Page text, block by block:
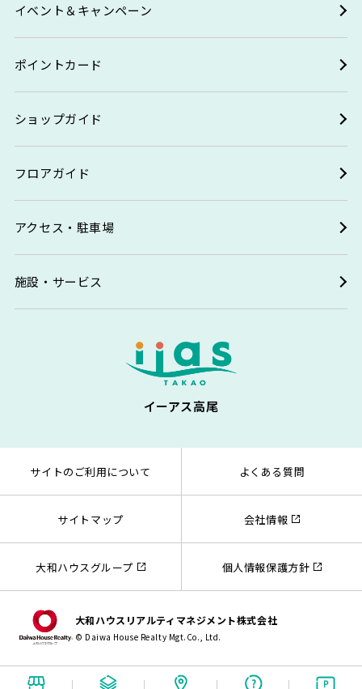
イベント＆キャンペーン
ポイントカード
ショップガイド
フロアガイド
アクセス・駐車場
施設・サービス
イーアス高尾
サイトのご利用について よくある質問
サイトマップ 会社情報
大和ハウスグループ 個人情報保護方針
大和ハウスリアルティマネジメント株式会社
© Daiwa House Realty Mgt.Co., Ltd.